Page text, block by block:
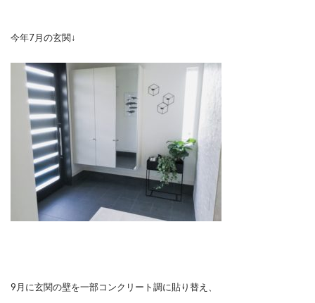
今年7月の玄関↓
9月に玄関の壁を一部コンクリート調に貼り替え、